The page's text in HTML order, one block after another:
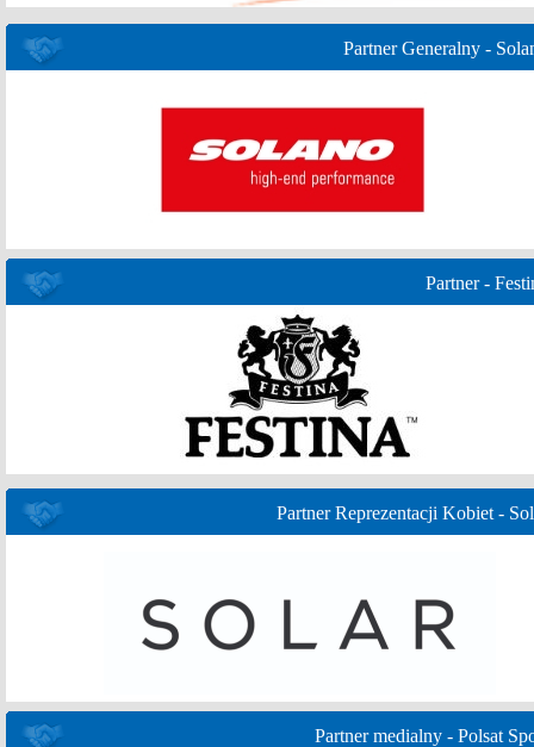
Partner Generalny -
Partner -
Partner Reprezentacji Kobiet -
Partner medialny - Polsat